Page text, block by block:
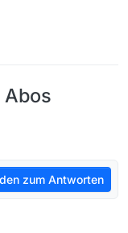
Abos
zum Antworten